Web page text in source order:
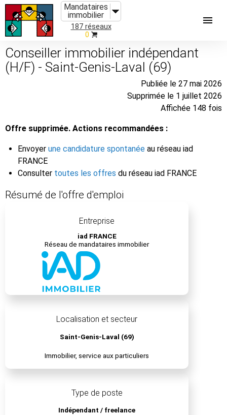
Mandataires
immobilier
187 réseaux
0
Conseiller immobilier indépendant
(H/F) - Saint-Genis-Laval (69)
Publiée le 27 mai 2026
Supprimée le 1 juillet 2026
Affichée 148 fois
Offre supprimée. Actions recommandées :
Envoyer une candidature spontanée au réseau iad
FRANCE
Consulter toutes les offres du réseau iad FRANCE
Résumé de l'offre d'emploi
Entreprise
iad FRANCE
Réseau de mandataires immobilier
Localisation et secteur
Saint-Genis-Laval (69)
Immobilier, service aux particuliers
Type de poste
Indépendant / freelance